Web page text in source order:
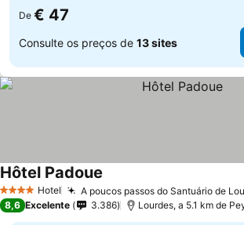
De € 47
Consulte os preços de 13 sites
4 EstrelasHotel A poucos passos do Santuário de
Hôtel Padoue
8,6 Excelente 3.386 Lourdes, a 5.1 km de